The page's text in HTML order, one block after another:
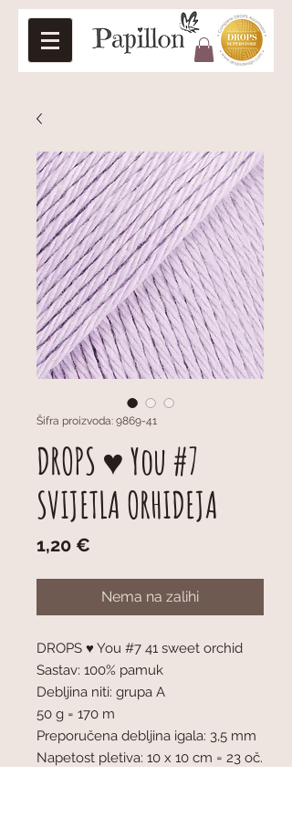
Šifra proizvoda: 9869-41
DROPS ♥ You #7
SVIJETLA ORHIDEJA
1,20 €
Nema na zalihi
DROPS ♥ You #7 41 sweet orchid
Sastav: 100% pamuk
Debljina niti: grupa A
50 g = 170 m
Preporučena debljina igala: 3,5 mm
Napetost pletiva: 10 x 10 cm = 23 oč.